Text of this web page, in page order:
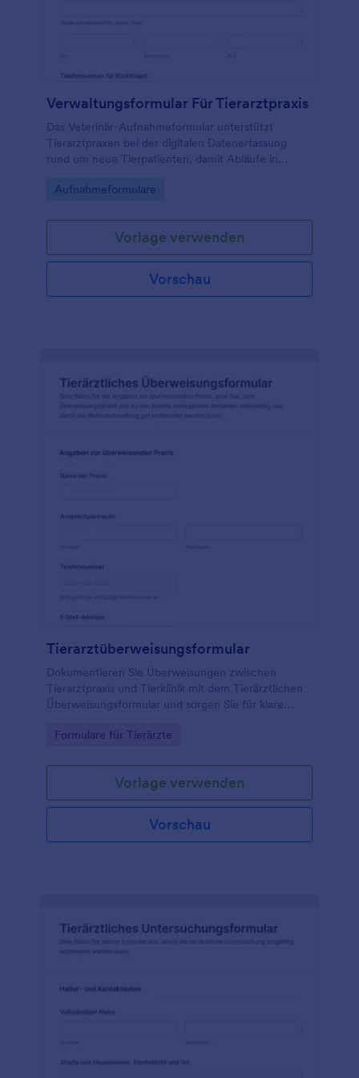
Verwaltungsformular Für Tierarztpraxis
Das Veterinär-Aufnahmeformular unterstützt
Tierarztpraxen bei der digitalen Datenerfassung
rund um neue Tierpatienten, damit Abläufe in
Kontaktwege für Rückfragen klar organisiert sind.
Go to Category:
Aufnahmeformulare
Vorlage verwenden
Vorschau
Tierarztüberweisungsformular
Dokumentieren Sie Überweisungen zwischen
Tierarztpraxis und Tierklinik mit dem Tierärztlichen
Überweisungsformular und sorgen Sie für klare
schnelle Rückmeldung per Jotform.
Go to Category:
Formulare für Tierärzte
Vorlage verwenden
Vorschau